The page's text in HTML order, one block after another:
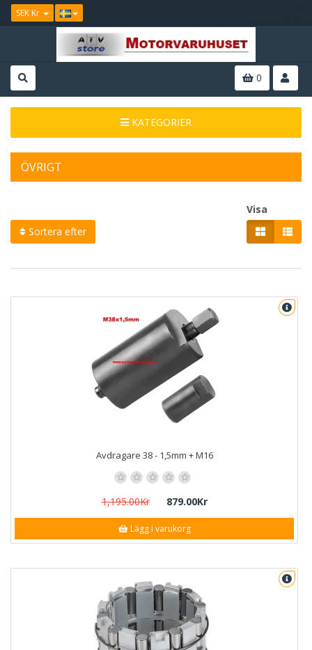
SEK Kr
0
KATEGORIER
ÖVRIGT
Sortera efter
Visa
Avdragare 38 - 1,5mm + M16
1,195.00Kr 879.00Kr
Lägg i varukorg